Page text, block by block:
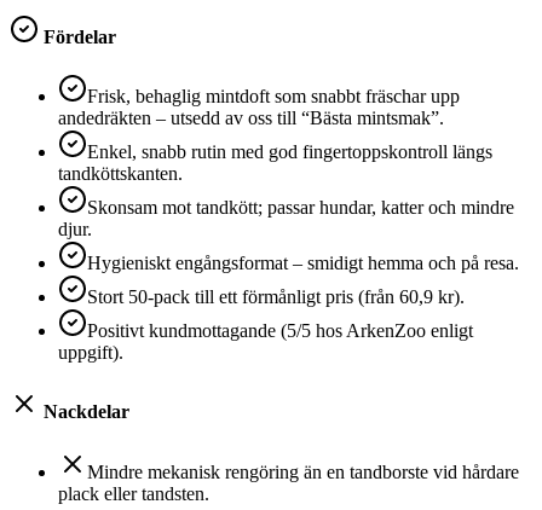
Fördelar
Frisk, behaglig mintdoft som snabbt fräschar upp
andedräkten – utsedd av oss till “Bästa mintsmak”.
Enkel, snabb rutin med god fingertoppskontroll längs
tandköttskanten.
Skonsam mot tandkött; passar hundar, katter och mindre
djur.
Hygieniskt engångsformat – smidigt hemma och på resa.
Stort 50-pack till ett förmånligt pris (från 60,9 kr).
Positivt kundmottagande (5/5 hos ArkenZoo enligt
uppgift).
Nackdelar
Mindre mekanisk rengöring än en tandborste vid hårdare
plack eller tandsten.